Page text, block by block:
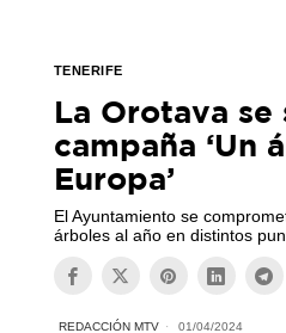
TENERIFE
La Orotava se
campaña ‘Un
Europa’
El Ayuntamiento se
árboles al año en distintos
REDACCIÓN MTV 01/04/2024